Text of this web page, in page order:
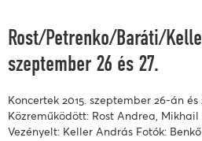
Rost/Petrenko/Baráti/
szeptember 26 és 27.
Koncertek 2015. szeptember 26-án
Közreműködött: Rost Andrea,
Vezényelt: Keller András Fotók: